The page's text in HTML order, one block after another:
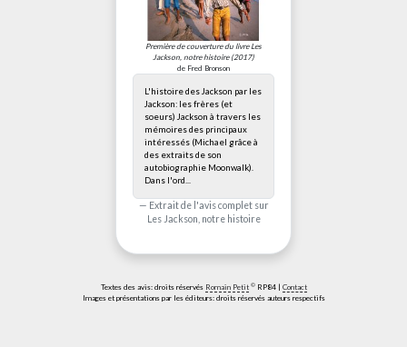
Première de couverture du livreLes
Jackson, notre histoire(2017)
de Fred Bronson
L'histoire des Jackson par les
Jackson: les frères (et
soeurs) Jackson à travers les
mémoires des principaux
intéressés (Michael grâce à
des extraits de son
autobiographie Moonwalk).
Dans l'ord...
Extrait de l'avis complet sur
Les Jackson, notre histoire
Textes des avis: droits réservés Romain Petit ©RP84 | Contact
Images et présentations par les éditeurs: droits réservés auteurs respectifs